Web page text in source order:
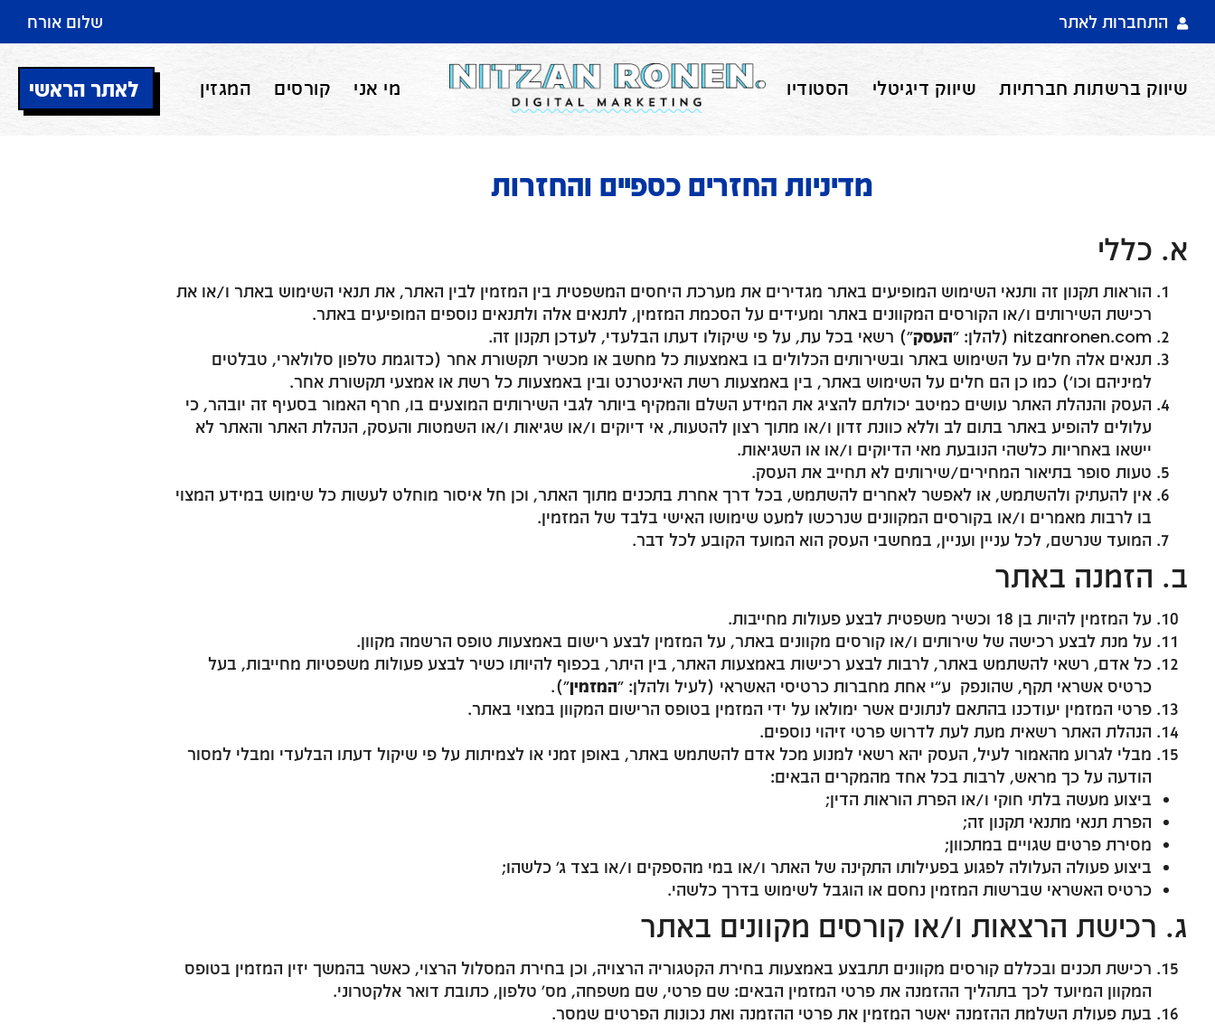
התחברות לאתר שלום אורח
שיווק ברשתות חברתיות שיווק דיגיטלי הסטודיו מי אני קורסים המגזין לאתר הראשי
מדיניות החזרים כספיים והחזרות
א. כללי
הוראות תקנון זה ותנאי השימוש המופיעים באתר מגדירים את מערכת היחסים המשפטית בין המזמין לבין האתר, את תנאי השימוש באתר ו/או את
רכישת השירותים ו/או הקורסים המקוונים באתר ומעידים על הסכמת המזמין, לתנאים אלה ולתנאים נוספים המופיעים באתר.
nitzanronen.com (להלן: “
העסק“) רשאי בכל עת, על פי שיקולו דעתו הבלעדי, לעדכן תקנון זה.
תנאים אלה חלים על השימוש באתר ובשירותים הכלולים בו באמצעות כל מחשב או מכשיר תקשורת אחר (כדוגמת טלפון סלולארי, טבלטים
למיניהם וכו’) כמו כן הם חלים על השימוש באתר, בין באמצעות רשת האינטרנט ובין באמצעות כל רשת או אמצעי תקשורת אחר.
העסק והנהלת האתר עושים כמיטב יכולתם להציג את המידע השלם והמקיף ביותר לגבי השירותים המוצעים בו, חרף האמור בסעיף זה יובהר, כי
עלולים להופיע באתר בתום לב וללא כוונת זדון ו/או מתוך רצון להטעות, אי דיוקים ו/או שגיאות ו/או השמטות והעסק, הנהלת האתר והאתר לא
יישאו באחריות כלשהי הנובעת מאי הדיוקים ו/או או השגיאות.
טעות סופר בתיאור המחירים/שירותים לא תחייב את העסק.
אין להעתיק ולהשתמש, או לאפשר לאחרים להשתמש, בכל דרך אחרת בתכנים מתוך האתר, וכן חל איסור מוחלט לעשות כל שימוש במידע המצוי
בו לרבות מאמרים ו/או בקורסים המקוונים שנרכשו למעט שימושו האישי בלבד של המזמין.
המועד שנרשם, לכל עניין ועניין, במחשבי העסק הוא המועד הקובע לכל דבר.
ב. הזמנה באתר
על המזמין להיות בן 18 וכשיר משפטית לבצע פעולות מחייבות.
על מנת לבצע רכישה של שירותים ו/או קורסים מקוונים באתר, על המזמין לבצע רישום באמצעות טופס הרשמה מקוון.
כל אדם, רשאי להשתמש באתר, לרבות לבצע רכישות באמצעות האתר, בין היתר, בכפוף להיותו כשיר לבצע פעולות משפטיות מחייבות, בעל
כרטיס אשראי תקף, שהונפק ע”י אחת מחברות כרטיסי האשראי (לעיל ולהלן: “המזמין“).
פרטי המזמין יעודכנו בהתאם לנתונים אשר ימולאו על ידי המזמין בטופס הרישום המקוון במצוי באתר.
הנהלת האתר רשאית מעת לעת לדרוש פרטי זיהוי נוספים.
מבלי לגרוע מהאמור לעיל, העסק יהא רשאי למנוע מכל אדם להשתמש באתר, באופן זמני או לצמיתות על פי שיקול דעתו הבלעדי ומבלי למסור
הודעה על כך מראש, לרבות בכל אחד מהמקרים הבאים:
ביצוע מעשה בלתי חוקי ו/או הפרת הוראות הדין;
הפרת תנאי מתנאי תקנון זה;
מסירת פרטים שגויים במתכוון;
ביצוע פעולה העלולה לפגוע בפעילותו התקינה של האתר ו/או במי מהספקים ו/או בצד ג’ כלשהו;
כרטיס האשראי שברשות המזמין נחסם או הוגבל לשימוש בדרך כלשהי.
ג. רכישת הרצאות ו/או קורסים מקוונים באתר
רכישת תכנים ובכללם קורסים מקוונים תתבצע באמצעות בחירת הקטגוריה הרצויה, וכן בחירת המסלול הרצוי, כאשר בהמשך יזין המזמין בטופס
המקוון המיועד לכך בתהליך ההזמנה את פרטי המזמין הבאים: שם פרטי, שם משפחה, מס’ טלפון, כתובת דואר אלקטרוני.
בעת פעולת השלמת ההזמנה יאשר המזמין את פרטי ההזמנה ואת נכונות הפרטים שמסר.